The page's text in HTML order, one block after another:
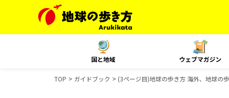
国と地域 ウェブマガジン
TOP ガイドブック (3ページ目)地球の歩き方 海外、地球の